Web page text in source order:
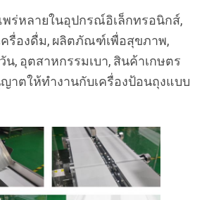
ร่หลายในอุปกรณ์อิเล็กทรอนิกส์,
ครื่องดื่ม, ผลิตภัณฑ์เพื่อสุขภาพ,
น, อุตสาหกรรมเบา, สินค้าเกษตร
าตให้ทำงานกับเครื่องป้อนถุงแบบ